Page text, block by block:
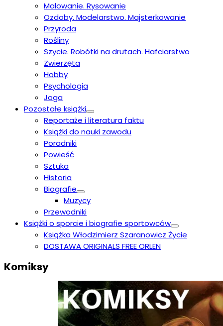
Malowanie. Rysowanie
Ozdoby. Modelarstwo. Majsterkowanie
Przyroda
Rośliny
Szycie. Robótki na drutach. Hafciarstwo
Zwierzęta
Hobby
Psychologia
Joga
Pozostałe książki
Reportaże i literatura faktu
Książki do nauki zawodu
Poradniki
Powieść
Sztuka
Historia
Biografie
Muzycy
Przewodniki
Książki o sporcie i biografie sportowców
Książka Włodzimierz Szaranowicz Życie
DOSTAWA ORIGINALS FREE ORLEN
Komiksy